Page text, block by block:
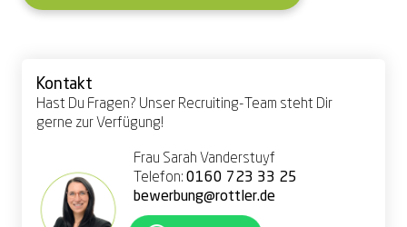
Kontakt
Hast Du Fragen? Unser Recruiting-Team steht Dir
gerne zur Verfügung!
Frau Sarah Vanderstuyf
Telefon: 0160 723 33 25
bewerbung@rottler.de